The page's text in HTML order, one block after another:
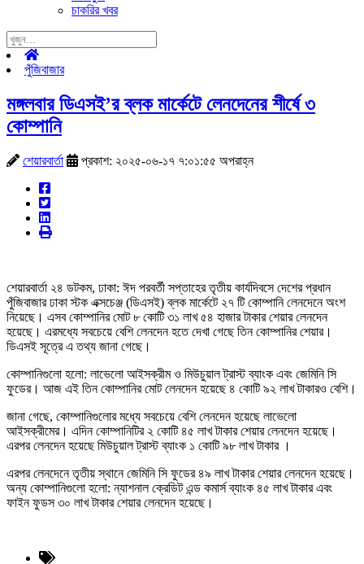
চাকরির খবর
পুঁজিবাজার
মঙ্গলবার ডিএসই’র ব্লক মার্কেটে লেনদেনের শীর্ষে ৩
কোম্পানি
শেয়ারবার্তা প্রকাশ: ২০২৫-০৬-১৭ ৭:০১:৫৫ অপরাহ্ন
শেয়ারবার্তা ২৪ ডটকম, ঢাকা: ঈদ পরবর্তী সপ্তাহের তৃতীয় কার্যদিবসে দেশের প্রধান
পুঁজিবাজার ঢাকা স্টক এক্সচেঞ্জ (ডিএসই) ব্লক মার্কেটে ২৭ টি কোম্পানি লেনদেনে অংশ
নিয়েছে। এসব কোম্পানির মোট ৮ কোটি ৩১ লাখ ৫৪ হাজার টাকার শেয়ার লেনদেন
হয়েছে। এরমধ্যে সবচেয়ে বেশি লেনদেন হতে দেখা গেছে তিন কোম্পানির শেয়ার।
ডিএসই সূত্রে এ তথ্য জানা গেছে।
কোম্পানিগুলো হলো: লাভেলো আইসক্রীম ও মিউচুয়াল ট্রাস্ট ব্যাংক এবং জেমিনি সি
ফুডের। আজ এই তিন কোম্পানির মোট লেনদেন হয়েছে ৪ কোটি ৯২ লাখ টাকারও বেশি।
জানা গেছে, কোম্পানিগুলোর মধ্যে সবচেয়ে বেশি লেনদেন হয়েছে লাভেলো
আইসক্রীমের। এদিন কোম্পানিটির ২ কোটি ৪৫ লাখ টাকার শেয়ার লেনদেন হয়েছে।
এরপর লেনদেন হয়েছে মিউচুয়াল ট্রাস্ট ব্যাংক ১ কোটি ৯৮ লাখ টাকার ।
এরপর লেনদেনে তৃতীয় স্থানে জেমিনি সি ফুডের ৪৯ লাখ টাকার শেয়ার লেনদেন হয়েছে।
অন্য কোম্পানিগুলো হলো: ন্যাশনাল ক্রেডিট এন্ড কমার্স ব্যাংক ৪৫ লাখ টাকার এবং
ফাইন ফুডস ৩০ লাখ টাকার শেয়ার লেনদেন হয়েছে।